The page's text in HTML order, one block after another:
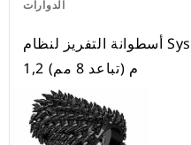
الدوارات
أسطوانة التفريز لنظام System K
1,2 م (تباعد 8 مم)